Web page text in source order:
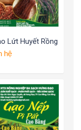
Lứt Huyết Rồng
hệ